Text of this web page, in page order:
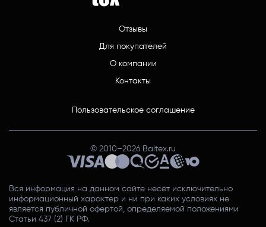
Отзывы
Для покупателей
О компании
Контакты
Пользовательское соглашение
© 2010–2026 Baltex.ru
Вся информация на данном сайте несёт исключительно
информационный характер и ни при каких условиях не
является публичной офертой, определяемой положениями
Статьи 437 (2) ГК РФ.